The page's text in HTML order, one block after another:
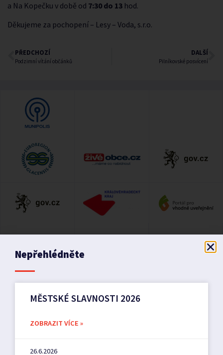
a Na Kopečku v době od 7:30 do 13 hod.
Děkujeme za pochopení – Lesy – Voda, s.r.o.
PŘEDCHOZÍ
Podzimní vítání občánků
DALŠÍ
Pilníkovské posvícení
Nepřehlédněte
MĚSTSKÉ SLAVNOSTI 2026
ZOBRAZIT VÍCE »
26.6.2026